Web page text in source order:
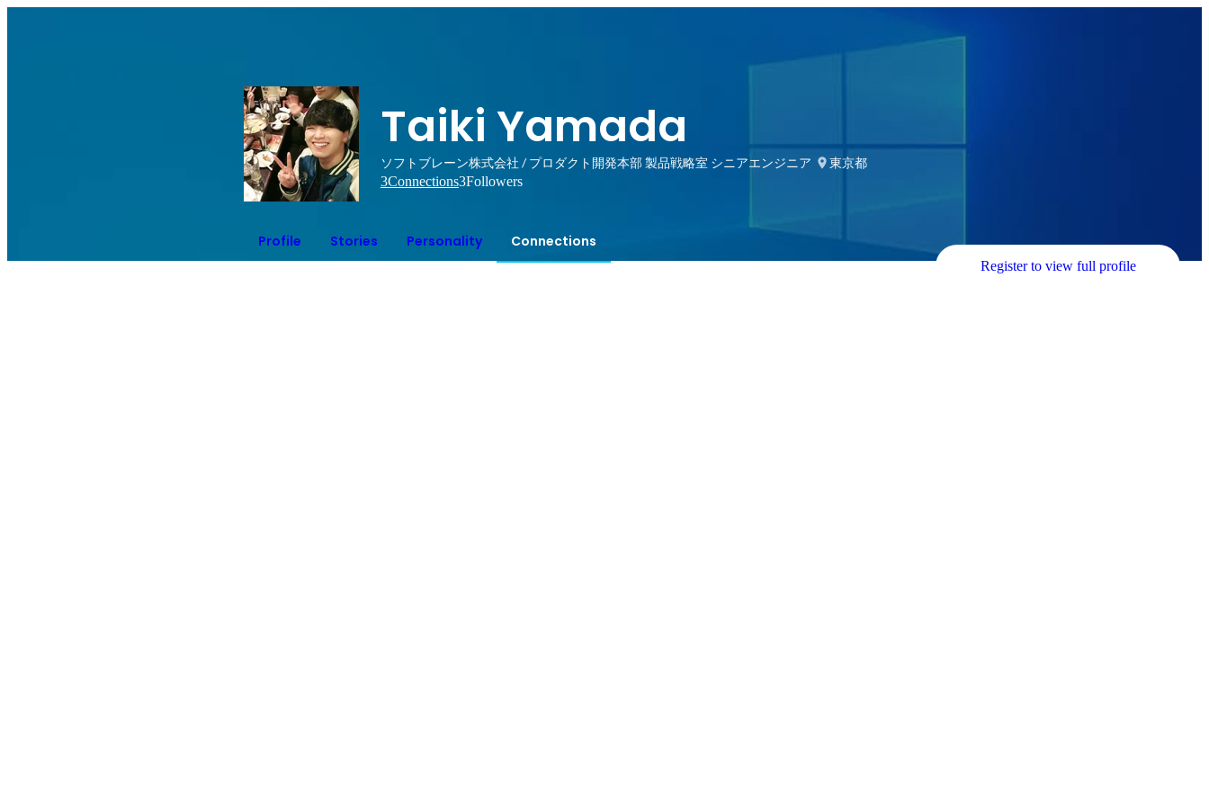
Taiki Yamada
ソフトブレーン株式会社 / プロダクト開発本部 製品戦略室 シニアエンジニア
東京都
3Connections3Followers
Profile Stories Personality Connections
Register to view full profile